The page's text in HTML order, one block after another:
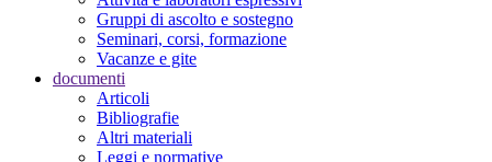
Gruppi di ascolto e sostegno
Seminari, corsi, formazione
Vacanze e gite
documenti
Articoli
Bibliografie
Altri materiali
Leggi e normative